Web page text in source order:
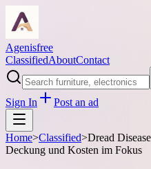
Agenisfree
ClassifiedAboutContact
Sign In Post an ad
Home>Classified>Dread
Deckung und Kosten im Fokus